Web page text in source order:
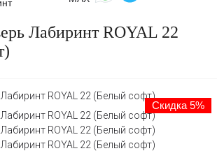
Лабиринт ROYAL 22
Скидка 5%